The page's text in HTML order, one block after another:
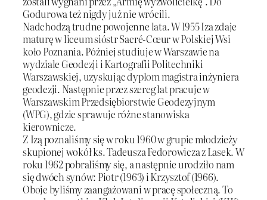
Godurowa też nigdy już nie wrócili.
Nadchodzą trudne powojenne lata. W 1955 Iza zdaje
maturę w liceum sióstr Sacré-Cœur w Polskiej Wsi
koło Poznania. Później studiuje w Warszawie na
wydziale Geodezji i Kartografii Politechniki
Warszawskiej, uzyskując dyplom magistra inżyniera
geodezji. Następnie przez szereg lat pracuje w
Warszawskim Przedsiębiorstwie Geodezyjnym
(WPG), gdzie sprawuje różne stanowiska
kierownicze.
Z Izą poznaliśmy się w roku 1960 w grupie młodzieży
skupionej wokół ks. Tadeusza Fedorowicza z Lasek. W
roku 1962 pobraliśmy się, a następnie urodziło nam
się dwóch synów: Piotr (1963) i Krzysztof (1966).
Oboje byliśmy zaangażowani w pracę społeczną. To